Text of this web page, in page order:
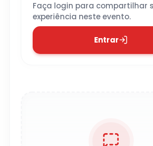
Faça login para compartilhar
experiência neste evento.
Entrar